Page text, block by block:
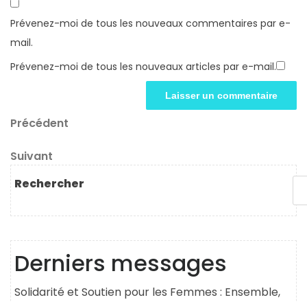
Prévenez-moi de tous les nouveaux commentaires par e-
mail.
Prévenez-moi de tous les nouveaux articles par e-mail.
Navigation
de
l’article
Article
Précédent
Article
suivant
Suivant
Rechercher
Derniers messages
Solidarité et Soutien pour les Femmes : Ensemble,